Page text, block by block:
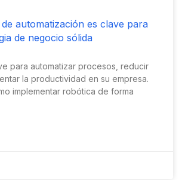
automatización es clave para
de negocio sólida
para automatizar procesos, reducir
la productividad en su empresa.
implementar robótica de forma